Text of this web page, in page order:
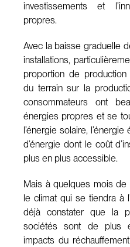
investissements et
propres.
Avec la baisse graduelle
installations,
proportion de
du terrain sur la
consommateurs ont
énergies propres et se
l’énergie solaire,
d’énergie dont le coût
plus en plus accessible.
Mais à quelques mois
le climat qui se tiendra à
déjà constater que la
sociétés sont de plus
impacts du